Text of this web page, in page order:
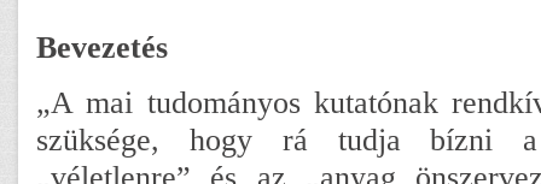
Bevezetés
„A mai tudományos kutatónak
szüksége, hogy rá tudja bízni
„véletlenre” és az „anyag